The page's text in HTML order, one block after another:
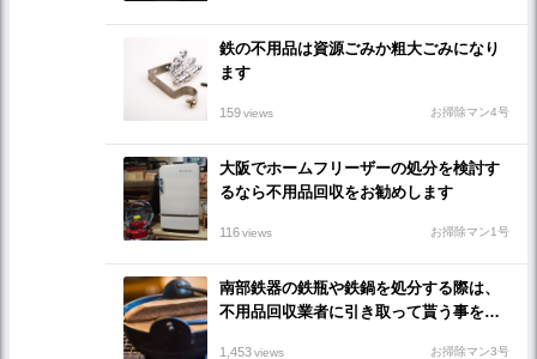
鉄の不用品は資源ごみか粗大ごみになり
ます
159views お掃除マン4号
大阪でホームフリーザーの処分を検討す
るなら不用品回収をお勧めします
116views お掃除マン1号
南部鉄器の鉄瓶や鉄鍋を処分する際は、
不用品回収業者に引き取って貰う事をお
1,453views お掃除マン3号